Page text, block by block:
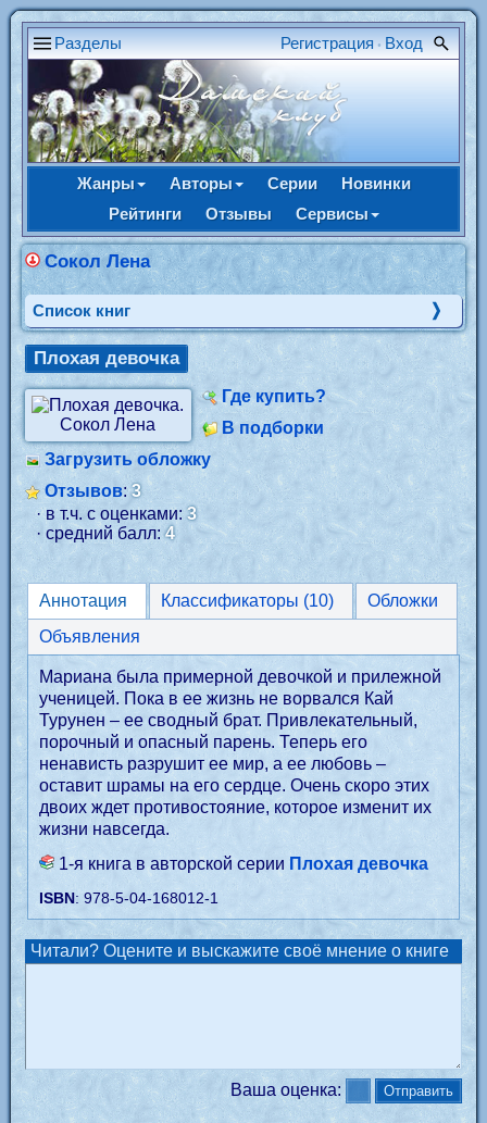
Разделы Регистрация • Вход
Жанры Авторы Серии
Новинки
Рейтинги
Отзывы Сервисы
Сокол Лена
Cписок книг
Плохая девочка
Где купить?
В подборки
Загрузить обложку
Отзывов:3
· в т.ч. с оценками: 3
· средний балл:4
Аннотация Классификаторы (10)
Обложки
Объявления
Мариана была примерной девочкой и прилежной
ученицей. Пока в ее жизнь не ворвался Кай
Турунен – ее сводный брат. Привлекательный,
порочный и опасный парень. Теперь его
ненависть разрушит ее мир, а ее любовь –
оставит шрамы на его сердце. Очень скоро этих
двоих ждет противостояние, которое изменит их
жизни навсегда.
1-я книга в авторской серии Плохая девочка
ISBN: 978-5-04-168012-1
Читали? Оцените и выскажите своё мнение о книге
Ваша оценка: